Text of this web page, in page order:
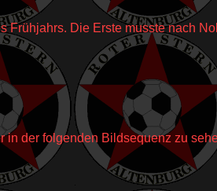
Die Erste musste nach
der folgenden Bildsequenz zu